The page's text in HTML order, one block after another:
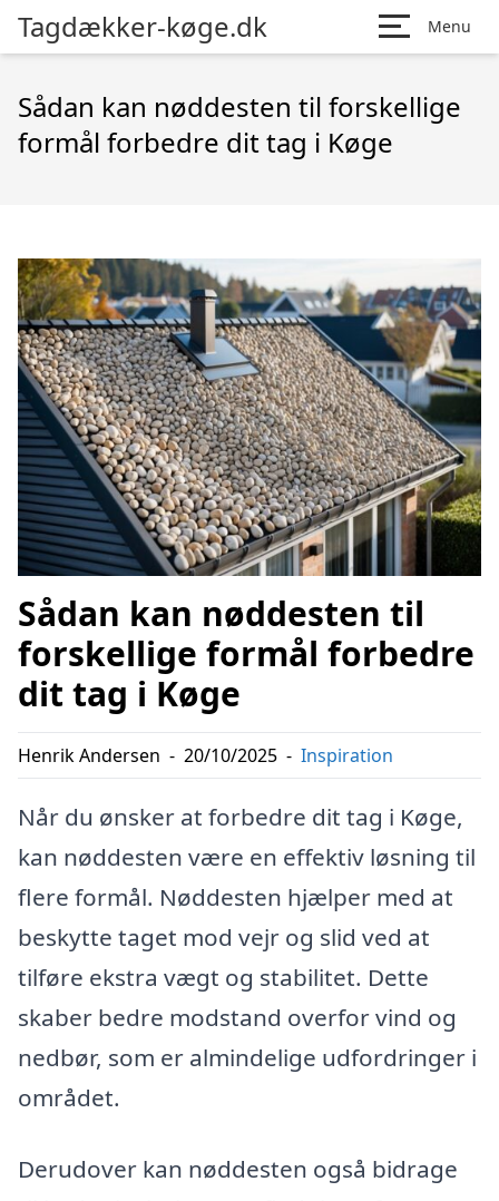
Tagdækker-køge.dk Menu
Sådan kan nøddesten til forskellige
formål forbedre dit tag i Køge
Sådan kan nøddesten til
forskellige formål forbedre
dit tag i Køge
Henrik Andersen - 20/10/2025 - Inspiration
Når du ønsker at forbedre dit tag i Køge,
kan nøddesten være en effektiv løsning til
flere formål. Nøddesten hjælper med at
beskytte taget mod vejr og slid ved at
tilføre ekstra vægt og stabilitet. Dette
skaber bedre modstand overfor vind og
nedbør, som er almindelige udfordringer i
området.
Derudover kan nøddesten også bidrage